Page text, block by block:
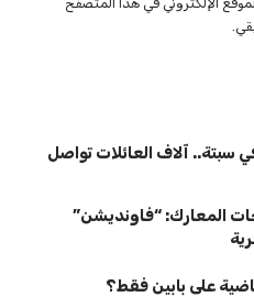
سبتة.. آلاف العائلات تواصل
المعارك: “فاونديشن”
على بابين فقط؟